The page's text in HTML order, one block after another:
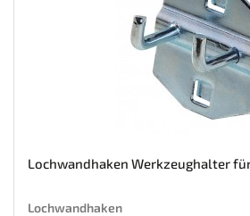
Lochwandhaken Werkzeughalter
Lochwandhaken